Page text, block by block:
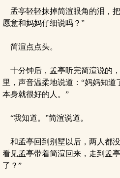
孟亭轻轻抹掉简渲眼角的泪，
愿意和妈妈仔细说吗？”
简渲点点头。
十分钟后，孟亭听完简渲说的
里，声音温柔地说道：“妈妈知道
本身就很好的人。”
“我知道。”简渲说道。
和孟亭回到别墅以后，两人都
看见孟亭带着简渲回来，走到孟
了？”